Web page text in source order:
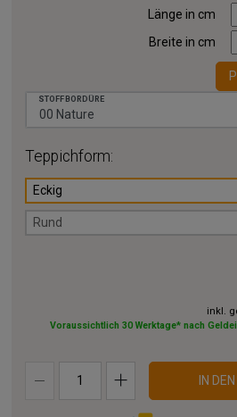
Länge in cm
Breite in cm
STOFFBORDÜRE
Teppichform:
Eckig
Rund
inkl.
Voraussichtlich 30 Werktage* nach
IN